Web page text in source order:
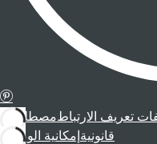
تعريف الارتباطمصطلحات
قانونية إمكانية الوصول